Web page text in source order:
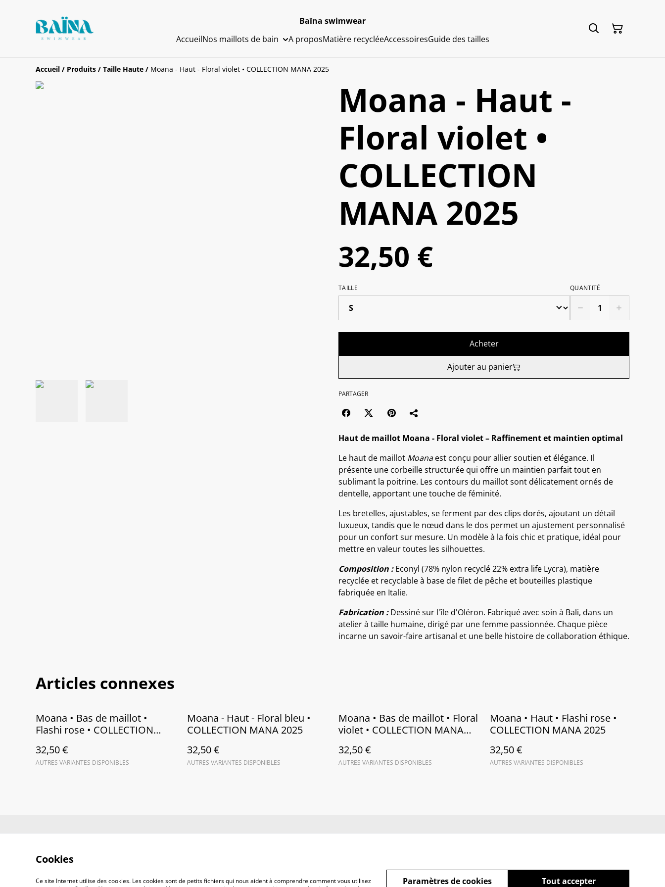
Baïna swimwear
AccueilNos maillots de bain A proposMatière recycléeAccessoiresGuide des tailles
Accueil / Produits / Taille Haute / Moana - Haut - Floral violet • COLLECTION MANA 2025
Moana - Haut -
Floral violet •
COLLECTION
MANA 2025
32,50 €
TAILLE QUANTITÉ
Acheter
Ajouter au panier
PARTAGER
Haut de maillot Moana - Floral violet – Raffinement et maintien optimal
Le haut de maillot Moanaest conçu pour allier soutien et élégance. Il
présente une corbeille structurée qui offre un maintien parfait tout en
sublimant la poitrine. Les contours du maillot sont délicatement ornés de
dentelle, apportant une touche de féminité.
Les bretelles, ajustables, se ferment par des clips dorés, ajoutant un détail
luxueux, tandis que le nœud dans le dos permet un ajustement personnalisé
pour un confort sur mesure. Un modèle à la fois chic et pratique, idéal pour
mettre en valeur toutes les silhouettes.
Composition :Econyl (78% nylon recyclé 22% extra life Lycra), matière
recyclée et recyclable à base de filet de pêche et bouteilles plastique
fabriquée en Italie.
Fabrication :Dessiné sur l'île d'Oléron. Fabriqué avec soin à Bali, dans un
atelier à taille humaine, dirigé par une femme passionnée. Chaque pièce
incarne un savoir-faire artisanal et une belle histoire de collaboration éthique.
Articles connexes
Moana • Bas de maillot •
Flashi rose • COLLECTION
32,50 €
AUTRES VARIANTES DISPONIBLES
Moana - Haut - Floral bleu •
COLLECTION MANA 2025
32,50 €
AUTRES VARIANTES DISPONIBLES
Moana • Bas de maillot • Floral
violet • COLLECTION MANA
32,50 €
AUTRES VARIANTES DISPONIBLES
Moana • Haut • Flashi rose •
COLLECTION MANA 2025
32,50 €
AUTRES VARIANTES DISPONIBLES
Cookies
Ce site Internet utilise des cookies. Les cookies sont de petits fichiers qui nous aident à comprendre comment vous utilisez
Tout accepter
Paramètres de cookies